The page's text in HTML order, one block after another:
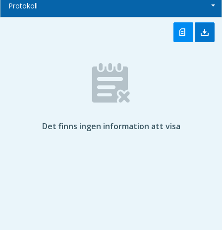
Protokoll
Det finns ingen information att visa